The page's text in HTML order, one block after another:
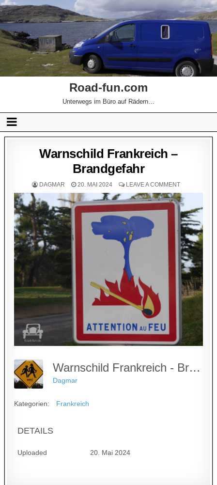
Road-fun.com
Unterwegs im Büro auf Rädern…
Warnschild Frankreich –
Brandgefahr
DAGMAR 20. MAI 2024 LEAVE A COMMENT
Warnschild Frankreich - Brandgefahr
Dagmar
Kategorien: Frankreich
DETAILS
Uploaded 20. Mai 2024